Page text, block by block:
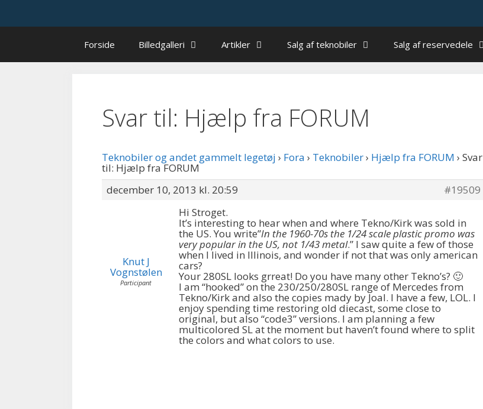
Forside Billedgalleri Artikler Salg af teknobiler Salg af reservedele
Svar til: Hjælp fra FORUM
Teknobiler og andet gammelt legetøj › Fora › Teknobiler› Hjælp fra FORUM › Svar
til: Hjælp fra FORUM
december 10, 2013 kl. 20:59
#19509
Knut J
Vognstølen
Participant
Hi Stroget.
It’s interesting to hear when and where Tekno/Kirk was sold in
the US. You write”In the 1960-70s the 1/24 scale plastic promo was
very popular in the US, not 1/43 metal.” I saw quite a few of those
when I lived in Illinois, and wonder if not that was only american
cars?
Your 280SL looks grreat! Do you have many other Tekno’s? 🙂
I am “hooked” on the 230/250/280SL range of Mercedes from
Tekno/Kirk and also the copies mady by Joal. I have a few, LOL. I
enjoy spending time restoring old diecast, some close to
original, but also “code3” versions. I am planning a few
multicolored SL at the moment but haven’t found where to split
the colors and what colors to use.